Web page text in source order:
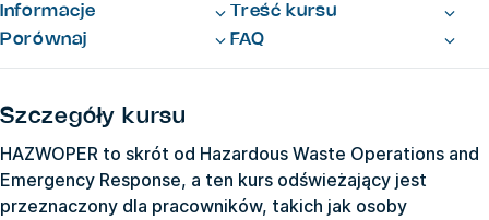
Informacje
Treść kursu
Porównaj
FAQ
Szczegóły kursu
HAZWOPER to skrót od Hazardous Waste Operations and
Emergency Response, a ten kurs odświeżający jest
przeznaczony dla pracowników, takich jak osoby